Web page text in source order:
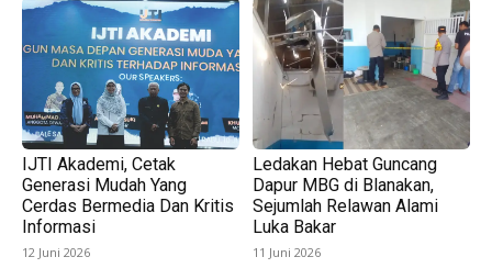
IJTI Akademi, Cetak
Generasi Mudah Yang
Cerdas Bermedia Dan Kritis
Informasi
12 Juni 2026
Ledakan Hebat Guncang
Dapur MBG di Blanakan,
Sejumlah Relawan Alami
Luka Bakar
11 Juni 2026